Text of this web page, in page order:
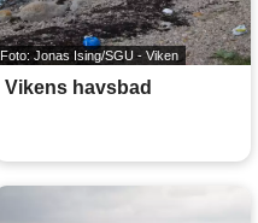
Foto: Jonas Ising/SGU - Viken
Vikens havsbad